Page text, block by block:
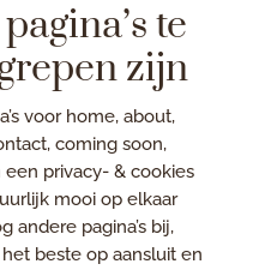
te
zijn
voor home, about,
coming soon,
privacy- & cookies
mooi op elkaar
andere pagina’s bij,
beste op aansluit en